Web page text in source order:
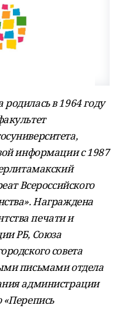
в 1964 году
информации с 1987
Всероссийского
Награждена
печати и
РБ, Союза
совета
письмами отдела
администрации
«Перепись